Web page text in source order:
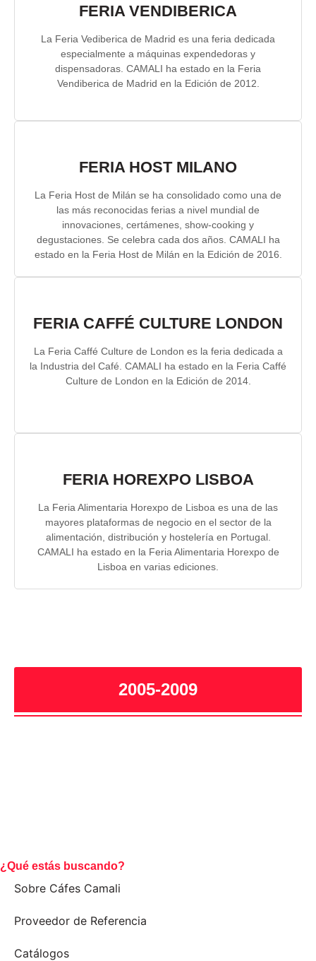
FERIA VENDIBERICA
La Feria Vediberica de Madrid es una feria dedicada
especialmente a máquinas expendedoras y
dispensadoras. CAMALI ha estado en la Feria
Vendiberica de Madrid en la Edición de 2012.
FERIA HOST MILANO
La Feria Host de Milán se ha consolidado como una de
las más reconocidas ferias a nivel mundial de
innovaciones, certámenes, show-cooking y
degustaciones. Se celebra cada dos años. CAMALI ha
estado en la Feria Host de Milán en la Edición de 2016.
FERIA CAFFÉ CULTURE LONDON
La Feria Caffé Culture de London es la feria dedicada a
la Industria del Café. CAMALI ha estado en la Feria Caffé
Culture de London en la Edición de 2014.
FERIA HOREXPO LISBOA
La Feria Alimentaria Horexpo de Lisboa es una de las
mayores plataformas de negocio en el sector de la
alimentación, distribución y hostelería en Portugal.
CAMALI ha estado en la Feria Alimentaria Horexpo de
Lisboa en varias ediciones.
2005-2009
¿Qué estás buscando?
Sobre Cáfes Camali
Proveedor de Referencia
Catálogos